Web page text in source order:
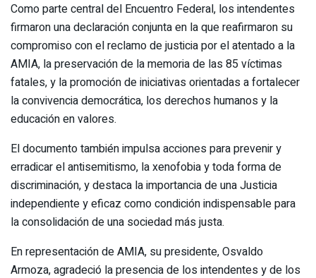
Como parte central del Encuentro Federal, los intendentes
firmaron una declaración conjunta en la que reafirmaron su
compromiso con el reclamo de justicia por el atentado a la
AMIA, la preservación de la memoria de las 85 víctimas
fatales, y la promoción de iniciativas orientadas a fortalecer
la convivencia democrática, los derechos humanos y la
educación en valores.
El documento también impulsa acciones para prevenir y
erradicar el antisemitismo, la xenofobia y toda forma de
discriminación, y destaca la importancia de una Justicia
independiente y eficaz como condición indispensable para
la consolidación de una sociedad más justa.
En representación de AMIA, su presidente, Osvaldo
Armoza, agradeció la presencia de los intendentes y de los